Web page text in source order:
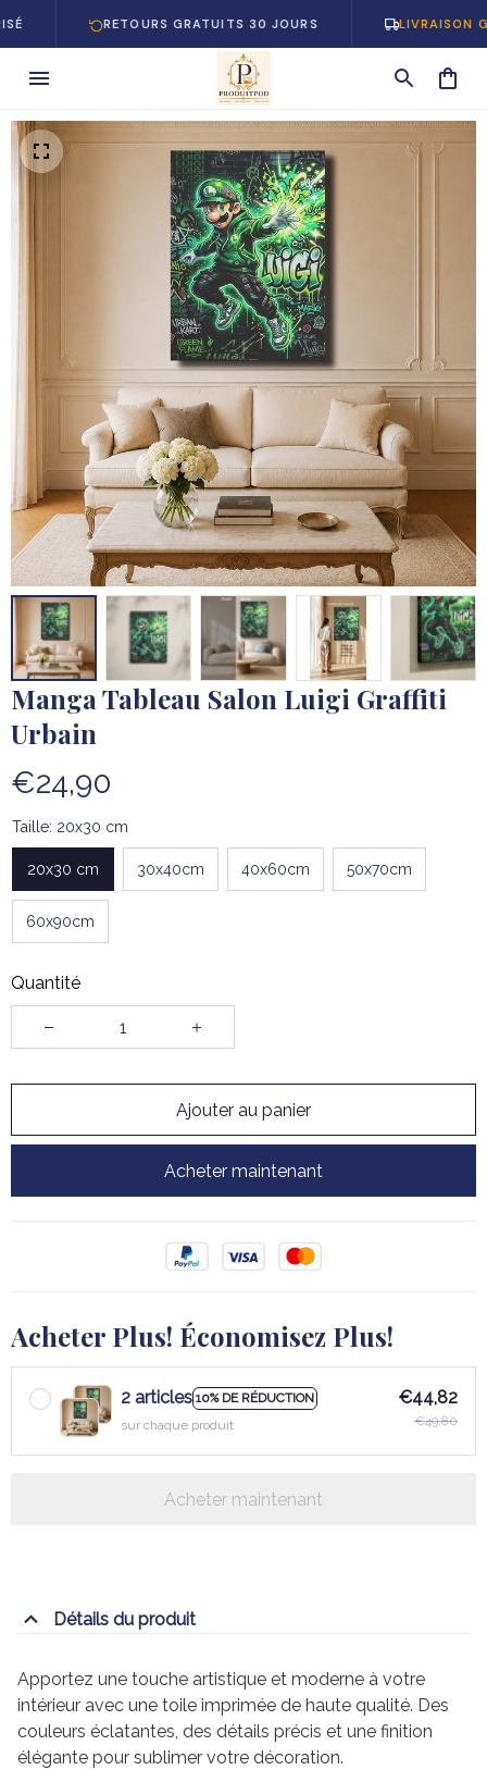
RETOURS GRATUITS 30 JOURS LIVRAISON
Manga Tableau Salon Luigi Graffiti
Urbain
€24,90
Taille: 20x30 cm
20x30 cm 30x40cm 40x60cm 50x70cm
60x90cm
Quantité
Ajouter au panier
Acheter maintenant
Acheter Plus! Économisez Plus!
2 articles 10% DE RÉDUCTION
sur chaque produit
€44,82
€49,80
Acheter maintenant
Détails du produit
Apportez une touche artistique et moderne à votre
intérieur avec une toile imprimée de haute qualité. Des
couleurs éclatantes, des détails précis et une finition
élégante pour sublimer votre décoration.